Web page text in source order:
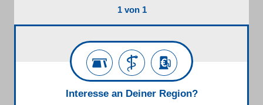
1 von 1
Interesse an Deiner Region?